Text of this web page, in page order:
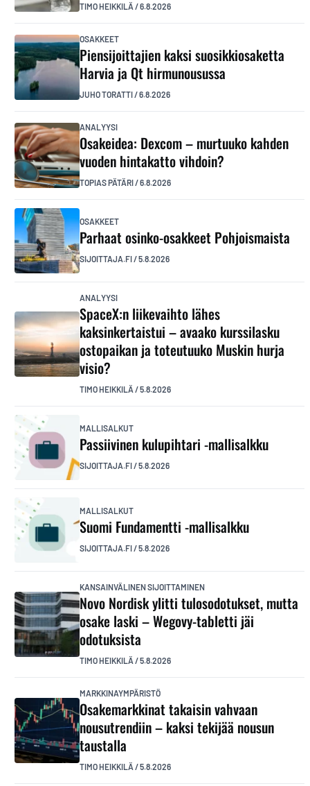
TIMO HEIKKILÄ /6.8.2026
OSAKKEET
Piensijoittajien kaksi suosikkiosaketta
Harvia ja Qt hirmunousussa
JUHO TORATTI/6.8.2026
ANALYYSI
Osakeidea: Dexcom – murtuuko kahden
vuoden hintakatto vihdoin?
TOPIAS PÄTÄRI/6.8.2026
OSAKKEET
Parhaat osinko-osakkeet Pohjoismaista
SIJOITTAJA.FI/5.8.2026
ANALYYSI
SpaceX:n liikevaihto lähes
kaksinkertaistui – avaako kurssilasku
ostopaikan ja toteutuuko Muskin hurja
visio?
TIMO HEIKKILÄ /5.8.2026
MALLISALKUT
Passiivinen kulupihtari -mallisalkku
SIJOITTAJA.FI/5.8.2026
MALLISALKUT
Suomi Fundamentti -mallisalkku
SIJOITTAJA.FI/5.8.2026
KANSAINVÄLINEN SIJOITTAMINEN
Novo Nordisk ylitti tulosodotukset, mutta
osake laski – Wegovy-tabletti jäi
odotuksista
TIMO HEIKKILÄ /5.8.2026
MARKKINAYMPÄRISTÖ
Osakemarkkinat takaisin vahvaan
nousutrendiin – kaksi tekijää nousun
taustalla
TIMO HEIKKILÄ /5.8.2026